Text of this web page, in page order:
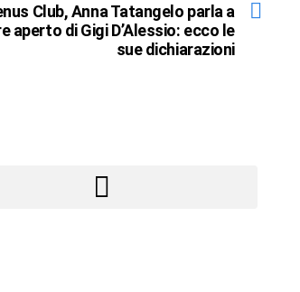
Club, Anna Tatangelo parla a
aperto di Gigi D’Alessio: ecco le
sue dichiarazioni